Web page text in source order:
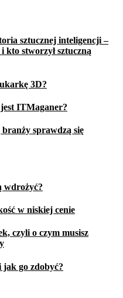
sztucznej inteligencji –
kto stworzył sztuczną
3D?
ITMaganer?
sprawdzą się
wdrożyć?
w niskiej cenie
czyli o czym musisz
go zdobyć?